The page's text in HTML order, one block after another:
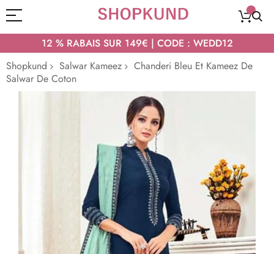
12 % RABAIS SUR 149€ | CODE : WEDD12
Shopkund
Salwar Kameez
Chanderi Bleu Et Kameez De
Salwar De Coton